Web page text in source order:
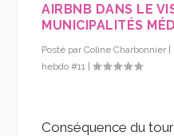
AIRBNB DANS LE
MUNICIPALITÉS
Posté parColine Charbonnier |
hebdo #11 |
Conséquence du